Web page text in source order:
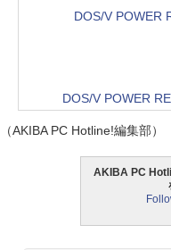
DOS/V POWER
DOS/V POWER
（AKIBA PC Hotline!編集部）
AKIBA PC